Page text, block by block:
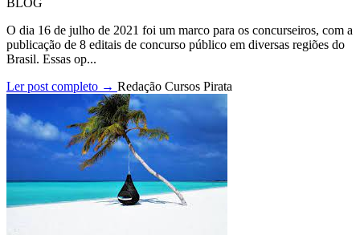
O dia 16 de julho de 2021 foi um marco para os concurseiros, com a
publicação de 8 editais de concurso público em diversas regiões do
Brasil. Essas op...
Ler post completo → Redação Cursos Pirata